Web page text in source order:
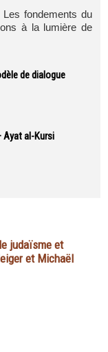
fondements du
à la lumière de
de dialogue
Ayat al-Kursi
judaïsme et
et Michaël